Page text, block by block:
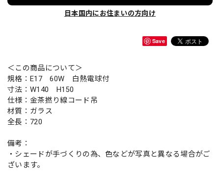
日本国内にお住まいの方向け
Save
＜この商品について＞
規格：E17 60W 白熱電球付
寸法：W140 H150
仕様：金茶撚り線コード吊
材質：ガラス
全長：720
備考：
・シェードが手づくりの為、色などが写真と異なる場合がご
ざいます。